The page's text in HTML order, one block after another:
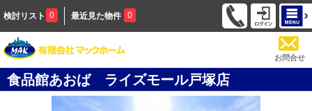
検討リスト 0 最近見た物件 0
お問合せ
食品館あおば ライズモール戸塚店